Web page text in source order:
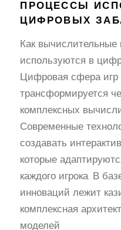
ПРОЦЕССЫ
ЦИФРОВЫХ
Как вычислительные
используются в
Цифровая сфера игр
трансформируется
комплексных
Современные
создавать
которые
каждого игрока. В
инноваций лежит
комплексная
моделей